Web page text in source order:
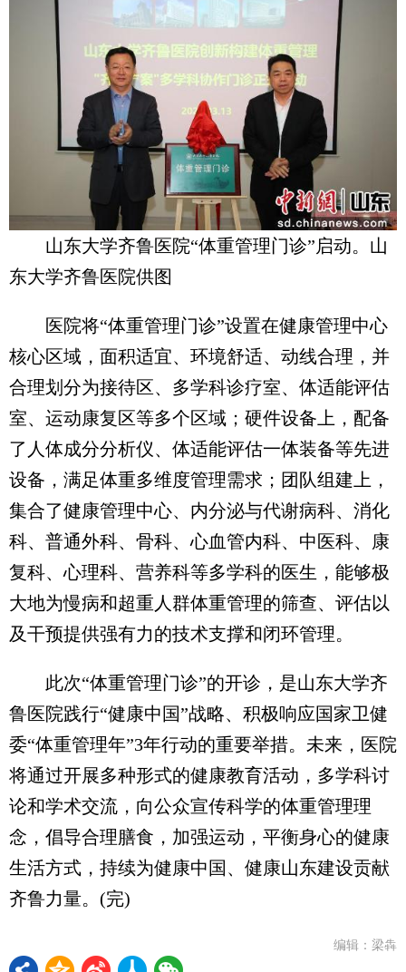
山东大学齐鲁医院“体重管理门诊”启动。山
东大学齐鲁医院供图
医院将“体重管理门诊”设置在健康管理中心
核心区域，面积适宜、环境舒适、动线合理，并
合理划分为接待区、多学科诊疗室、体适能评估
室、运动康复区等多个区域；硬件设备上，配备
了人体成分分析仪、体适能评估一体装备等先进
设备，满足体重多维度管理需求；团队组建上，
集合了健康管理中心、内分泌与代谢病科、消化
科、普通外科、骨科、心血管内科、中医科、康
复科、心理科、营养科等多学科的医生，能够极
大地为慢病和超重人群体重管理的筛查、评估以
及干预提供强有力的技术支撑和闭环管理。
此次“体重管理门诊”的开诊，是山东大学齐
鲁医院践行“健康中国”战略、积极响应国家卫健
委“体重管理年”3年行动的重要举措。未来，医院
将通过开展多种形式的健康教育活动，多学科讨
论和学术交流，向公众宣传科学的体重管理理
念，倡导合理膳食，加强运动，平衡身心的健康
生活方式，持续为健康中国、健康山东建设贡献
齐鲁力量。(完)
编辑：梁犇